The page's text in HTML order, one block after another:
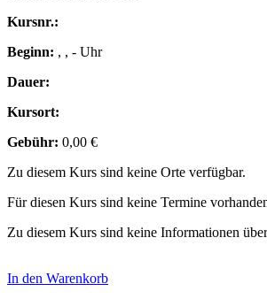
Kursnr.:
Beginn: , , - Uhr
Dauer:
Kursort:
Gebühr: 0,00 €
Zu diesem Kurs sind keine Orte verfügbar.
Für diesen Kurs sind keine Termine
Zu diesem Kurs sind keine Informationen
In den Warenkorb